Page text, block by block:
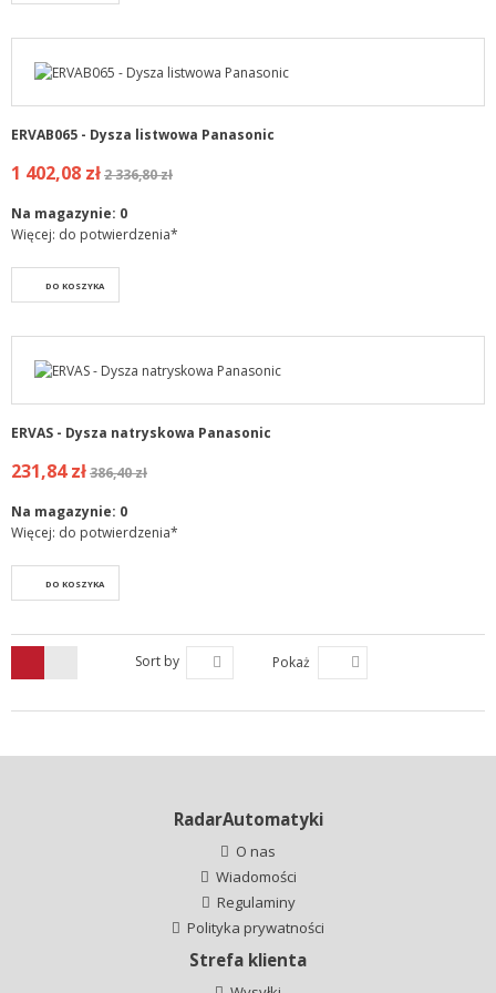
ERVAB065 - Dysza listwowa Panasonic
1 402,08 zł2 336,80 zł
Na magazynie: 0
Więcej: do potwierdzenia*
DO KOSZYKA
ERVAS - Dysza natryskowa Panasonic
231,84 zł386,40 zł
Na magazynie: 0
Więcej: do potwierdzenia*
DO KOSZYKA
Sort by Pokaż
RadarAutomatyki
O nas
Wiadomości
Regulaminy
Polityka prywatności
Strefa klienta